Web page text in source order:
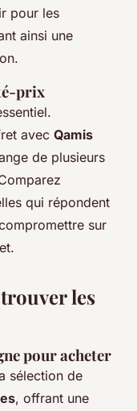
pour les
ainsi une
prix
avec Qamis
de plusieurs
qui répondent
sur
les
pour acheter
sélection de
, offrant une